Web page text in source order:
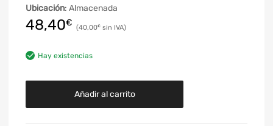
Ubicación: Almacenada
48,40€ 40,00€
Hay existencias
Añadir al carrito